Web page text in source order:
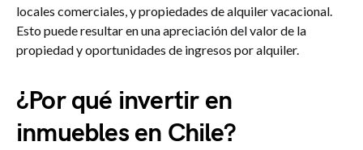
locales comerciales, y propiedades de alquiler vacacional.
Esto puede resultar en una apreciación del valor de la
propiedad y oportunidades de ingresos por alquiler.
¿Por qué invertir en
inmuebles en Chile?